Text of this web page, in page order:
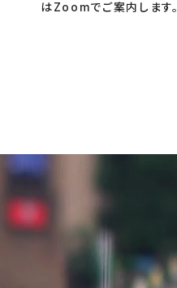
はZoomでご案内します。